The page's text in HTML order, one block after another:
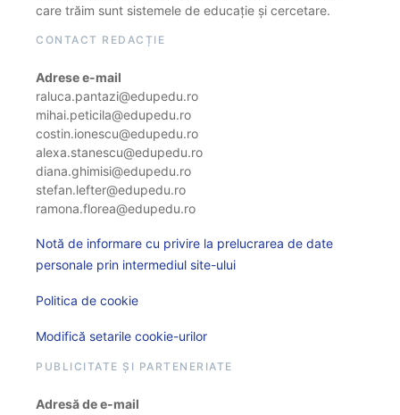
care trăim sunt sistemele de educație și cercetare.
CONTACT REDACȚIE
Adrese e-mail
raluca.pantazi@edupedu.ro
mihai.peticila@edupedu.ro
costin.ionescu@edupedu.ro
alexa.stanescu@edupedu.ro
diana.ghimisi@edupedu.ro
stefan.lefter@edupedu.ro
ramona.florea@edupedu.ro
Notă de informare cu privire la prelucrarea de date
personale prin intermediul site-ului
Politica de cookie
Modifică setarile cookie-urilor
PUBLICITATE ȘI PARTENERIATE
Adresă de e-mail